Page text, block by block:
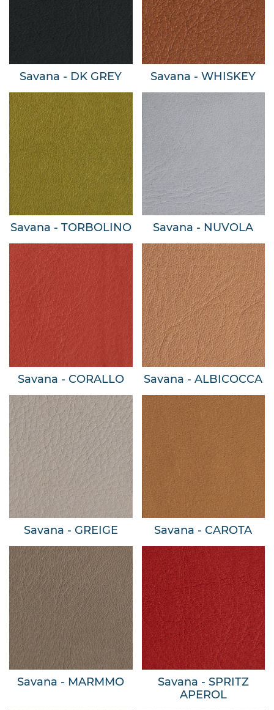
Savana - DK GREY Savana - WHISKEY
Savana - TORBOLINO Savana - NUVOLA
Savana - CORALLO Savana - ALBICOCCA
Savana - GREIGE Savana - CAROTA
Savana - MARMMO
Savana - SPRITZ
APEROL